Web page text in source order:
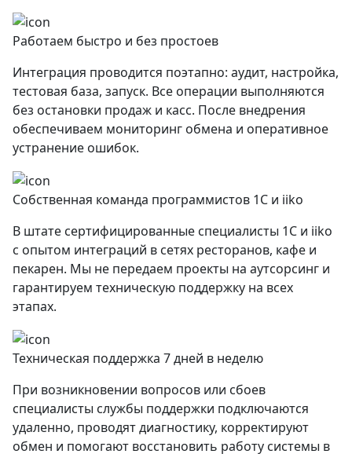
Работаем быстро и без простоев
Интеграция проводится поэтапно: аудит, настройка,
тестовая база, запуск. Все операции выполняются
без остановки продаж и касс. После внедрения
обеспечиваем мониторинг обмена и оперативное
устранение ошибок.
Собственная команда программистов 1С и iiko
В штате сертифицированные специалисты 1С и iiko
с опытом интеграций в сетях ресторанов, кафе и
пекарен. Мы не передаем проекты на аутсорсинг и
гарантируем техническую поддержку на всех
этапах.
Техническая поддержка 7 дней в неделю
При возникновении вопросов или сбоев
специалисты службы поддержки подключаются
удаленно, проводят диагностику, корректируют
обмен и помогают восстановить работу системы в